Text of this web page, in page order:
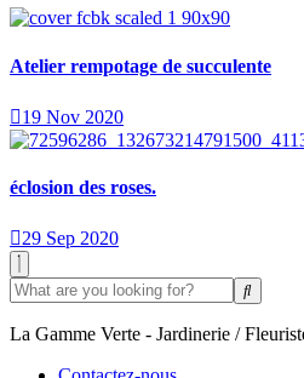
Atelier rempotage de succulente
19 Nov 2020
éclosion des roses.
29 Sep 2020
La Gamme Verte - Jardinerie /